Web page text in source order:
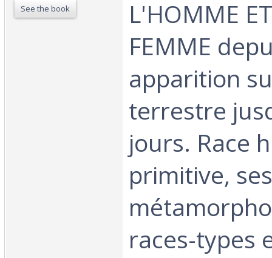
See the book
L'HOMME
FEMME
apparition
terrestre
jours. Race
primitive, ses
races-types